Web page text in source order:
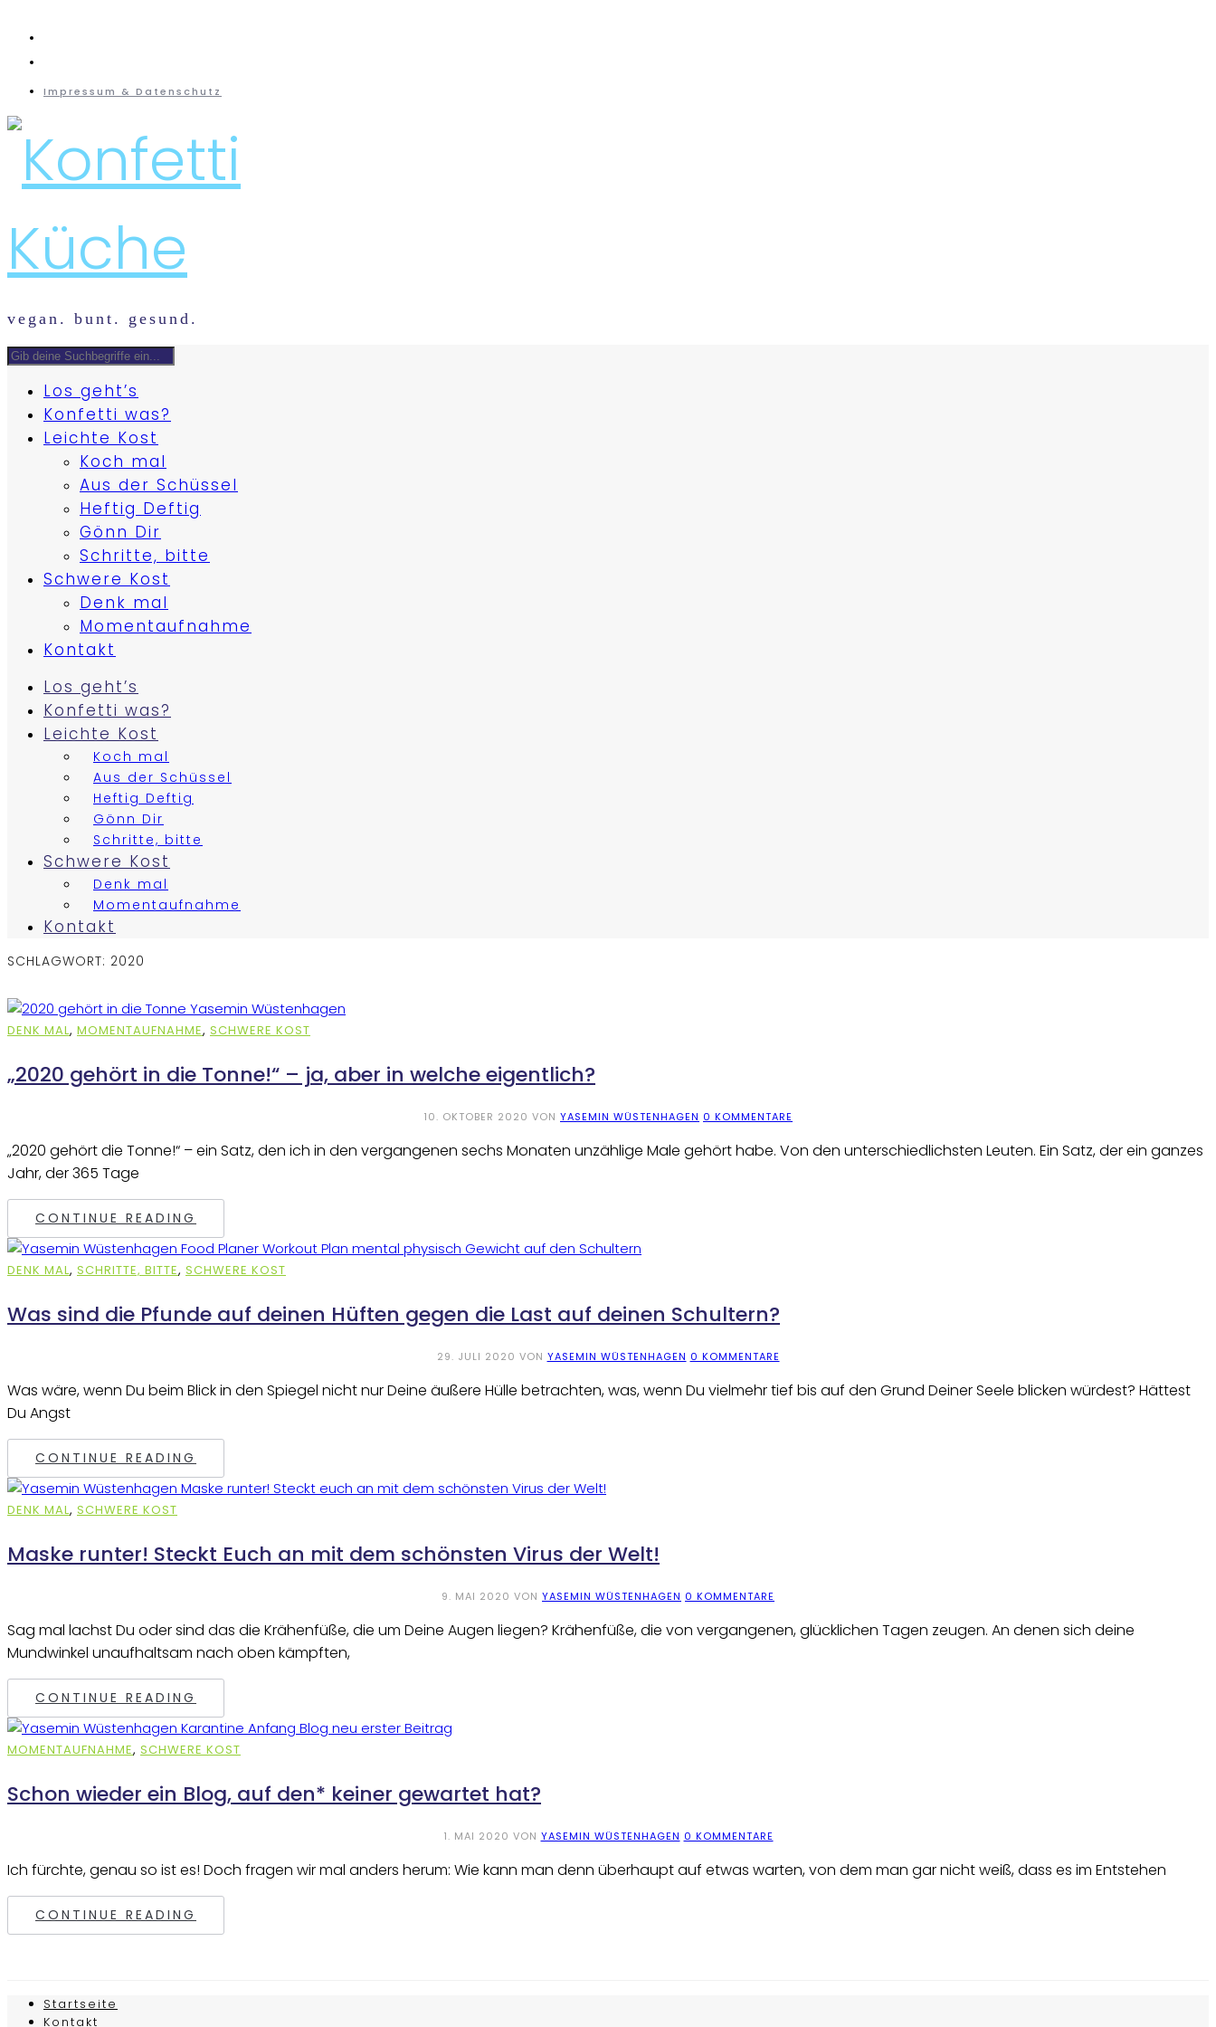
Impressum & Datenschutz
vegan. bunt. gesund.
Los geht’s
Konfetti was?
Leichte Kost
Koch mal
Aus der Schüssel
Heftig Deftig
Gönn Dir
Schritte, bitte
Schwere Kost
Denk mal
Momentaufnahme
Kontakt
Los geht’s
Konfetti was?
Leichte Kost
Koch mal
Aus der Schüssel
Heftig Deftig
Gönn Dir
Schritte, bitte
Schwere Kost
Denk mal
Momentaufnahme
Kontakt
SCHLAGWORT: 2020
DENK MAL, MOMENTAUFNAHME, SCHWERE KOST
„2020 gehört in die Tonne!“ – ja, aber in welche eigentlich?
10. OKTOBER 2020 VON YASEMIN WÜSTENHAGEN 0 KOMMENTARE
„2020 gehört die Tonne!“ – ein Satz, den ich in den vergangenen sechs Monaten unzählige Male gehört habe. Von den unterschiedlichsten Leuten. Ein Satz, der ein ganzes
Jahr, der 365 Tage
CONTINUE READING
DENK MAL, SCHRITTE, BITTE, SCHWERE KOST
Was sind die Pfunde auf deinen Hüften gegen die Last auf deinen Schultern?
29. JULI 2020 VON YASEMIN WÜSTENHAGEN 0 KOMMENTARE
Was wäre, wenn Du beim Blick in den Spiegel nicht nur Deine äußere Hülle betrachten, was, wenn Du vielmehr tief bis auf den Grund Deiner Seele blicken würdest? Hättest
Du Angst
CONTINUE READING
DENK MAL, SCHWERE KOST
Maske runter! Steckt Euch an mit dem schönsten Virus der Welt!
9. MAI 2020 VON YASEMIN WÜSTENHAGEN 0 KOMMENTARE
Sag mal lachst Du oder sind das die Krähenfüße, die um Deine Augen liegen? Krähenfüße, die von vergangenen, glücklichen Tagen zeugen. An denen sich deine
Mundwinkel unaufhaltsam nach oben kämpften,
CONTINUE READING
MOMENTAUFNAHME, SCHWERE KOST
Schon wieder ein Blog, auf den* keiner gewartet hat?
1. MAI 2020 VON YASEMIN WÜSTENHAGEN 0 KOMMENTARE
Ich fürchte, genau so ist es! Doch fragen wir mal anders herum: Wie kann man denn überhaupt auf etwas warten, von dem man gar nicht weiß, dass es im Entstehen
CONTINUE READING
Startseite
Kontakt